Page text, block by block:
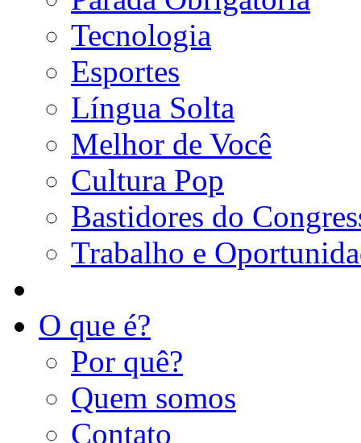
Tecnologia
Esportes
Língua Solta
Melhor de Você
Cultura Pop
Bastidores do
Trabalho e
O que é?
Por quê?
Quem somos
Contato